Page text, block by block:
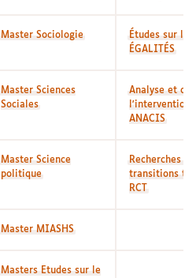
Master Sociologie
Études sur le
ÉGALITÉS
Master Sciences
Sociales
Analyse et
l'intervention
ANACIS
Master Science
politique
Recherches
transitions
RCT
Master MIASHS
Masters Etudes sur le